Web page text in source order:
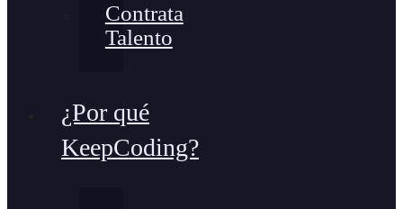
Contrata
Talento
¿Por qué
KeepCoding?